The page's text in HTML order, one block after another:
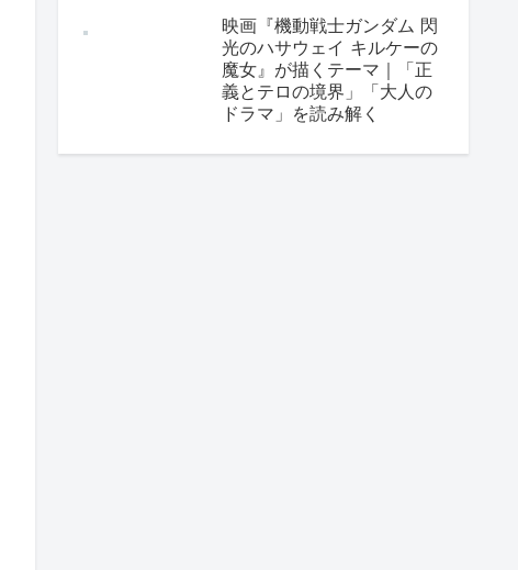
映画『機動戦士ガンダム 閃
光のハサウェイ キルケーの
魔女』が描くテーマ｜「正
義とテロの境界」「大人の
ドラマ」を読み解く